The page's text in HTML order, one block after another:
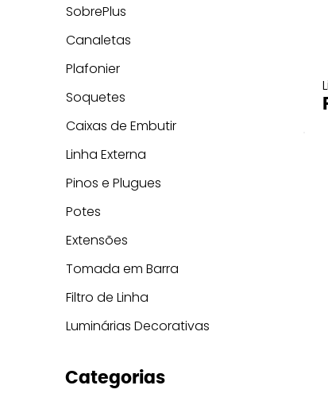
SobrePlus
Canaletas
Plafonier
Soquetes
Caixas de Embutir
Linha Externa
Pinos e Plugues
Potes
Extensões
Tomada em Barra
Filtro de Linha
Luminárias Decorativas
Categorias